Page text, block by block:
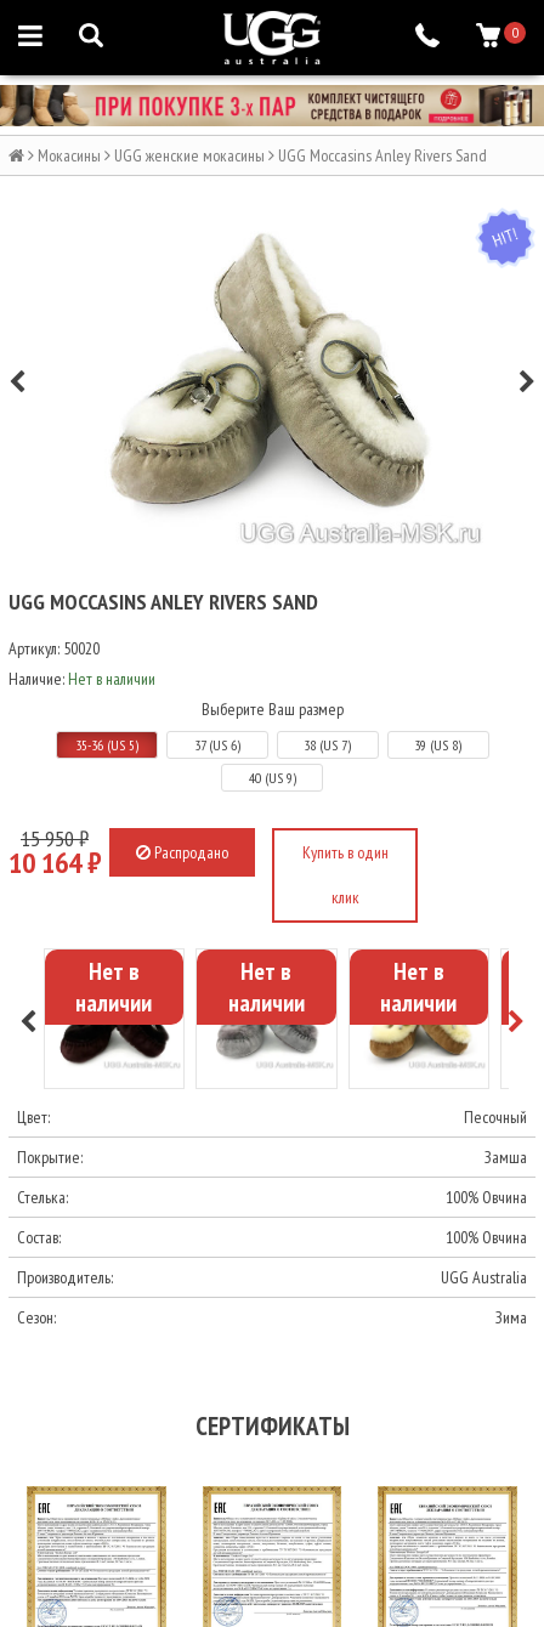
0
Мокасины UGG женские мокасины UGG Moccasins Anley Rivers Sand
HIT
UGG MOCCASINS ANLEY RIVERS SAND
Артикул: 50020
Наличие: Нет в наличии
Выберите Ваш размер
35-36 (US 5) 37 (US 6) 38 (US 7)
39 (US 8)
40 (US 9)
15 950 ₽
10 164 ₽ Распродано Купить в один
клик
Цвет:
Песочный
Покрытие:
Замша
Стелька:
100% Овчина
Состав:
100% Овчина
Производитель:
UGG Australia
Сезон:
Зима
Нет в
наличии
Нет в
наличии
Нет в
наличии
СЕРТИФИКАТЫ